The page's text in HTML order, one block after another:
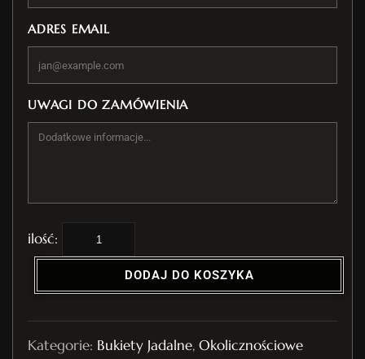
ADRES EMAIL
UWAGI DO ZAMÓWIENIA
l
ć
B
DODAJ DO KOSZYKA
Kategorie: Bukiety Jadalne, Okolicznościowe